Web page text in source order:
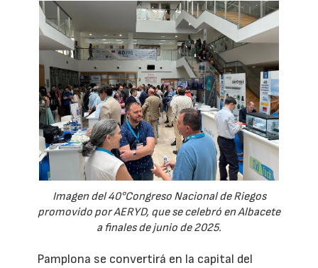
Imagen del 40°Congreso Nacional de Riegos
promovido por AERYD, que se celebró en Albacete
a finales de junio de 2025.
Pamplona se convertirá en la capital del